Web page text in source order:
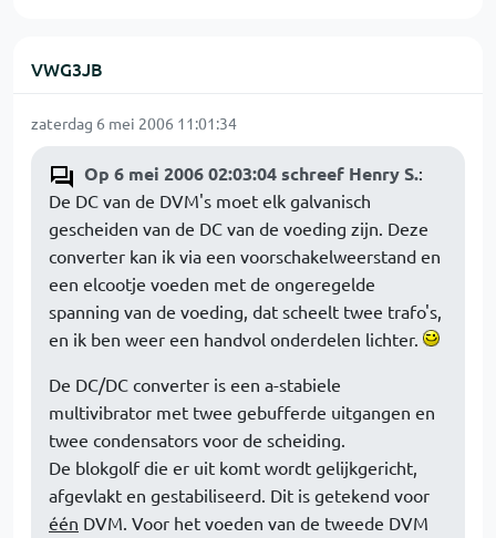
VWG3JB
zaterdag 6 mei 2006 11:01:34
Op 6 mei 2006 02:03:04 schreef Henry S.:
De DC van de DVM's moet elk galvanisch
gescheiden van de DC van de voeding zijn. Deze
converter kan ik via een voorschakelweerstand en
een elcootje voeden met de ongeregelde
spanning van de voeding, dat scheelt twee trafo's,
en ik ben weer een handvol onderdelen lichter.
De DC/DC converter is een a-stabiele
multivibrator met twee gebufferde uitgangen en
twee condensators voor de scheiding.
De blokgolf die er uit komt wordt gelijkgericht,
afgevlakt en gestabiliseerd. Dit is getekend voor
één DVM. Voor het voeden van de tweede DVM